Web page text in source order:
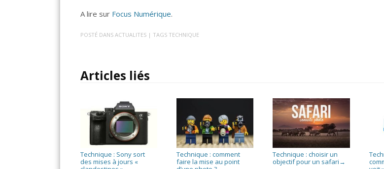
A lire sur Focus Numérique.
POSTÉ DANSACTUALITES | TAGS TECHNIQUE
Articles liés
Technique : Sony sort
des mises à jours «
Technique : comment
faire la mise au point
Technique : choisir un
objectif pour un safari →